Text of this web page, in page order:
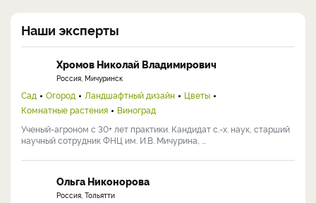
Наши эксперты
Хромов Николай Владимирович
Россия, Мичуринск
Сад Огород Ландшафтный дизайн
Цветы
Комнатные растения
Виноград
Ученый-агроном с 30+ лет практики. Кандидат с.-х. наук, старший
научный сотрудник ФНЦ им. И.В. Мичурина, ...
Ольга Никонорова
Россия, Тольятти